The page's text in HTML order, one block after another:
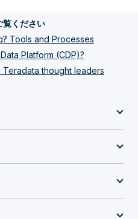
覧ください
Tools and Processes
Platform (CDP)?
thought leaders